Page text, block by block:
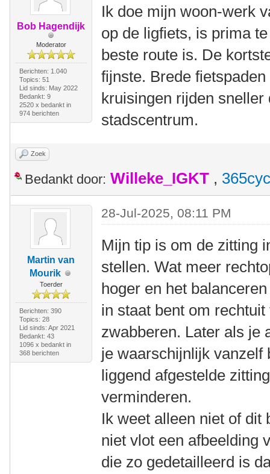
Bob Hagendijk
Moderator
Berichten: 1.040
Topics: 51
Lid sinds: May 2022
Bedankt: 9
2520 x bedankt in
974 berichten
Ik doe mijn woon-werk
op de ligfiets, is prima
beste route is. De
fijnste. Brede
kruisingen rijden
stadscentrum.
Zoek
Bedankt door: Willeke_IGKT ,
Martin van
Mourik
Toerder
Berichten: 390
Topics: 28
Lid sinds: Apr 2021
Bedankt: 43
1096 x bedankt in
368 berichten
28-Jul-2025, 08:11 PM
Mijn tip is om de zitting
stellen. Wat meer
hoger en het
in staat bent om
zwabberen. Later als je
je waarschijnlijk vanzelf
liggend afgestelde
verminderen.
Ik weet alleen niet of dit
niet vlot een afbeelding
die zo gedetailleerd is